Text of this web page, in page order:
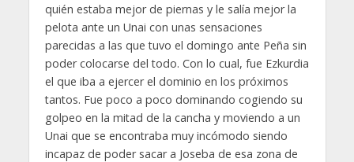
quién estaba mejor de piernas y le salía mejor la
pelota ante un Unai con unas sensaciones
parecidas a las que tuvo el domingo ante Peña sin
poder colocarse del todo. Con lo cual, fue Ezkurdia
el que iba a ejercer el dominio en los próximos
tantos. Fue poco a poco dominando cogiendo su
golpeo en la mitad de la cancha y moviendo a un
Unai que se encontraba muy incómodo siendo
incapaz de poder sacar a Joseba de esa zona de